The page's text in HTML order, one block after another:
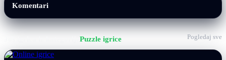
Komentari
Puzzle igrice Pogledaj sve